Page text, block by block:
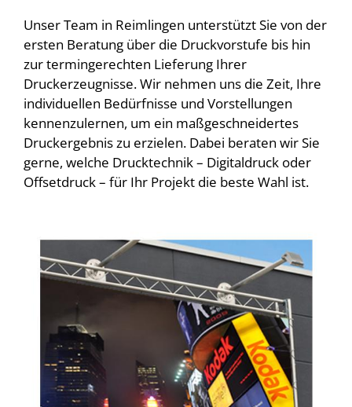
Unser Team in Reimlingen unterstützt Sie von der
ersten Beratung über die Druckvorstufe bis hin
zur termingerechten Lieferung Ihrer
Druckerzeugnisse. Wir nehmen uns die Zeit, Ihre
individuellen Bedürfnisse und Vorstellungen
kennenzulernen, um ein maßgeschneidertes
Druckergebnis zu erzielen. Dabei beraten wir Sie
gerne, welche Drucktechnik – Digitaldruck oder
Offsetdruck – für Ihr Projekt die beste Wahl ist.